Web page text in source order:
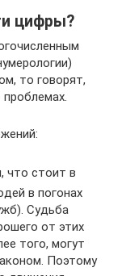
цифры?
то говорят,
что стоит в
в погонах
Судьба
от этих
того, могут
Поэтому